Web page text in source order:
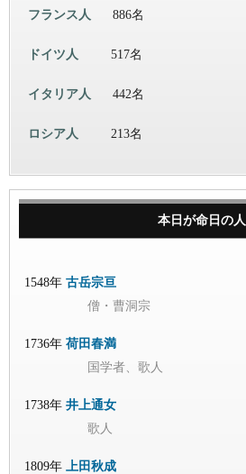
フランス人 886名
ドイツ人 517名
イタリア人 442名
ロシア人 213名
本日が命日の人
1548年 古岳宗亘
僧・曹洞宗
1736年 荷田春満
国学者、歌人
1738年 井上通女
歌人
1809年 上田秋成